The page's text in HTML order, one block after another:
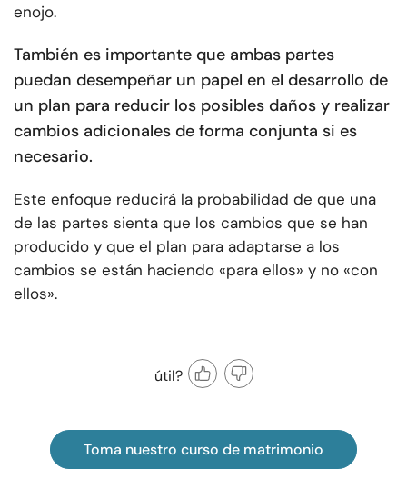
enojo.
También es importante que ambas partes
puedan desempeñar un papel en el desarrollo de
un plan para reducir los posibles daños y realizar
cambios adicionales de forma conjunta si es
necesario.
Este enfoque reducirá la probabilidad de que una
de las partes sienta que los cambios que se han
producido y que el plan para adaptarse a los
cambios se están haciendo «para ellos» y no «con
ellos».
útil?
Toma nuestro curso de matrimonio